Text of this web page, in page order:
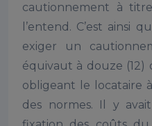
cautionnement à
l’entend. C’est ainsi
exiger un
équivaut à douze (12)
obligeant le locataire
des normes. Il y